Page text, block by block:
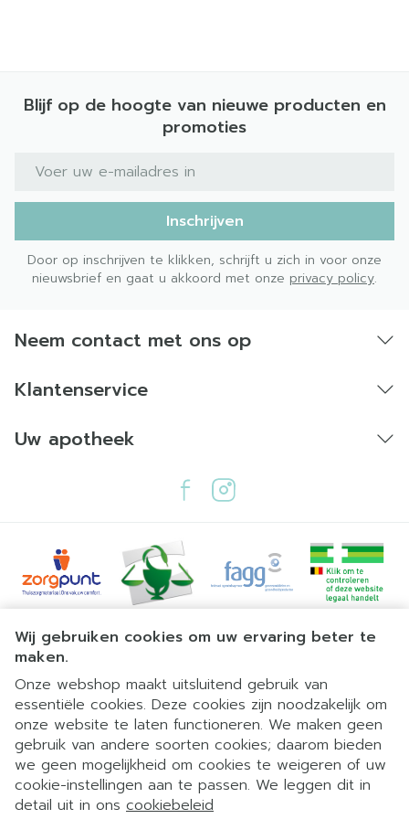
Wij gebruiken cookies om uw ervaring beter te
maken.
Onze webshop maakt uitsluitend gebruik van
essentiële cookies. Deze cookies zijn noodzakelijk om
onze website te laten functioneren. We maken geen
gebruik van andere soorten cookies; daarom bieden
we geen mogelijkheid om cookies te weigeren of uw
cookie-instellingen aan te passen. We leggen dit in
detail uit in ons cookiebeleid
Bij onvakkundig gebruik en eigenmachtig
aangebrachte veranderingen vervalt elke
Blijf op de hoogte van nieuwe producten en
promoties
E-mail adres
Inschrijven
Door op inschrijven te klikken, schrijft u zich in voor onze
nieuwsbrief en gaat u akkoord met onze privacy policy.
Neem contact met ons op
Klantenservice
Uw apotheek
Juridische links